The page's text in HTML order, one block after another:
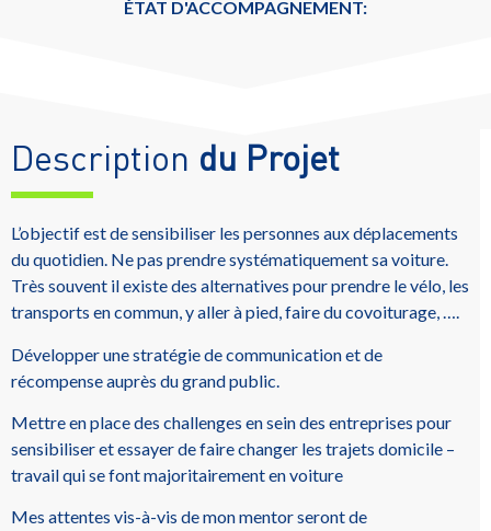
ÉTAT D'ACCOMPAGNEMENT:
Description du Projet
L’objectif est de sensibiliser les personnes aux déplacements
du quotidien. Ne pas prendre systématiquement sa voiture.
Très souvent il existe des alternatives pour prendre le vélo, les
transports en commun, y aller à pied, faire du covoiturage, ….
Développer une stratégie de communication et de
récompense auprès du grand public.
Mettre en place des challenges en sein des entreprises pour
sensibiliser et essayer de faire changer les trajets domicile –
travail qui se font majoritairement en voiture
Mes attentes vis-à-vis de mon mentor seront de